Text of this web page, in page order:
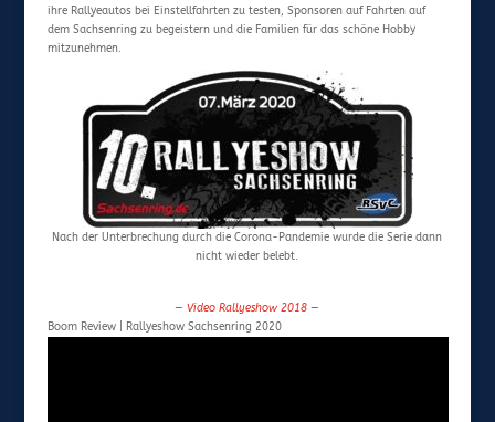
ihre Rallyeautos bei Einstellfahrten zu testen, Sponsoren auf Fahrten auf
dem Sachsenring zu begeistern und die Familien für das schöne Hobby
mitzunehmen.
Nach der Unterbrechung durch die Corona-Pandemie wurde die Serie dann
nicht wieder belebt.
— Video Rallyeshow 2018 —
Boom Review | Rallyeshow Sachsenring 2020